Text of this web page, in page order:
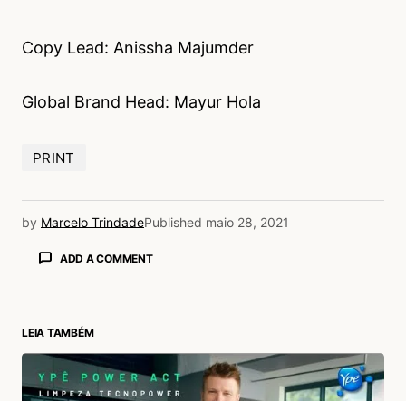
Copy Lead: Anissha Majumder
Global Brand Head: Mayur Hola
PRINT
by Marcelo TrindadePublished maio 28, 2021
ADD A COMMENT
LEIA TAMBÉM